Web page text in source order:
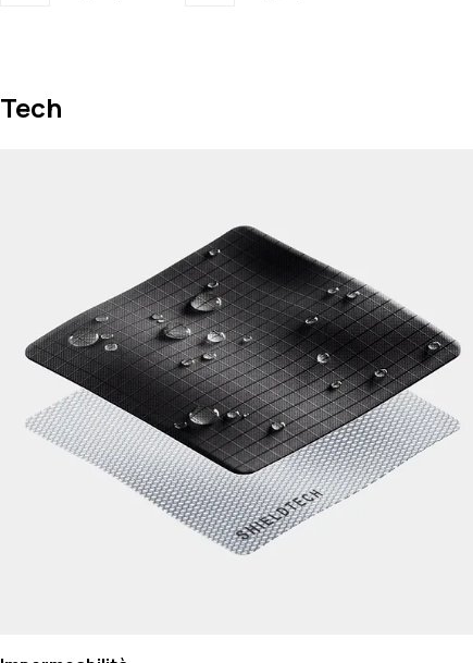
Tech